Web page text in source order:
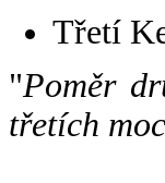
Třetí
"Poměr
třetích